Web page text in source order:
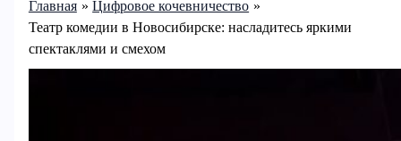
Главная
Цифровое кочевничество
Театр комедии в Новосибирске: насладитесь яркими
спектаклями и смехом